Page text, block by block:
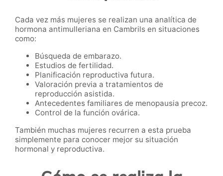
Cada vez más mujeres se realizan una analítica de
hormona antimulleriana en Cambrils en situaciones
como:
Búsqueda de embarazo.
Estudios de fertilidad.
Planificación reproductiva futura.
Valoración previa a tratamientos de
reproducción asistida.
Antecedentes familiares de menopausia precoz.
Control de la función ovárica.
También muchas mujeres recurren a esta prueba
simplemente para conocer mejor su situación
hormonal y reproductiva.